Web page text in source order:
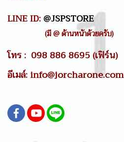
LINE ID:@JSPSTORE
(มี @ ด้านหน้าด้วยครับ)
โทร : 098 886 8695 (เฟิร์น)
อีเมล์: info@jorcharone.com